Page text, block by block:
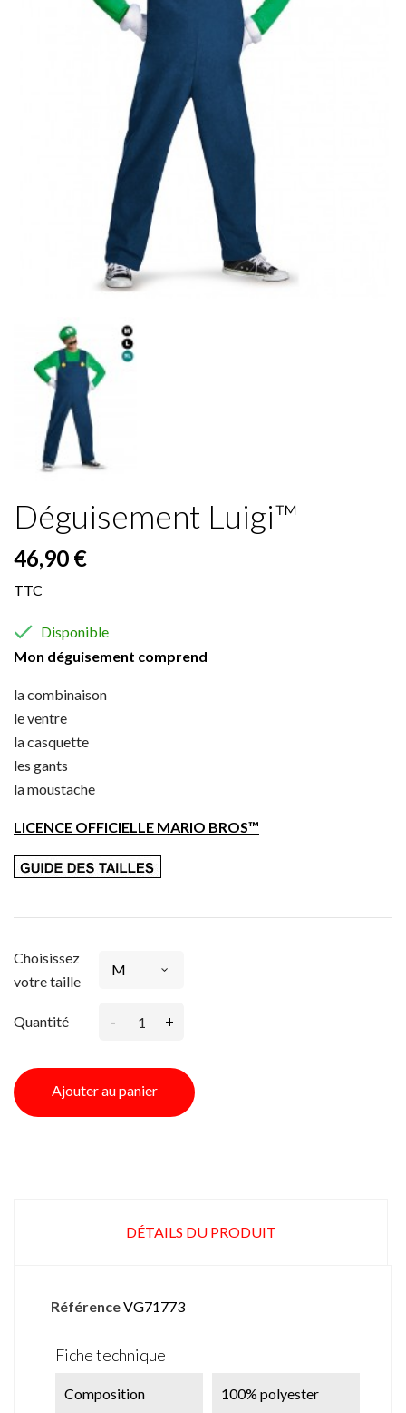
Déguisement Luigi™
46,90 €
TTC
 Disponible
Mon déguisement comprend
la combinaison
le ventre
la casquette
les gants
la moustache
LICENCE OFFICIELLE MARIO BROS™
Choisissez
votre taille
Quantité - +
Ajouter au panier
DÉTAILS DU PRODUIT
RéférenceVG71773
Fiche technique
Composition 100% polyester